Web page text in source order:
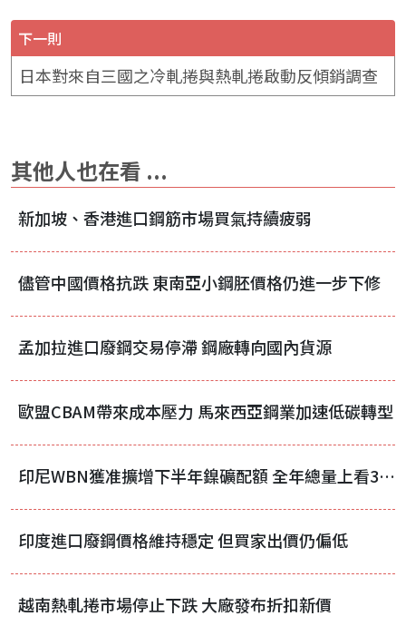
下一則
日本對來自三國之冷軋捲與熱軋捲啟動反傾銷調查
其他人也在看 ...
新加坡、香港進口鋼筋市場買氣持續疲弱
儘管中國價格抗跌 東南亞小鋼胚價格仍進一步下修
孟加拉進口廢鋼交易停滯 鋼廠轉向國內貨源
歐盟CBAM帶來成本壓力 馬來西亞鋼業加速低碳轉型
印尼WBN獲准擴增下半年鎳礦配額 全年總量上看3700萬濕噸
印度進口廢鋼價格維持穩定 但買家出價仍偏低
越南熱軋捲市場停止下跌 大廠發布折扣新價